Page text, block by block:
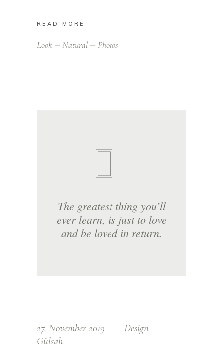
READ MORE
Look Natural Photos
The greatest thing you’ll
ever learn, is just to love
and be loved in return.
27. November 2019
Design
Gülsah